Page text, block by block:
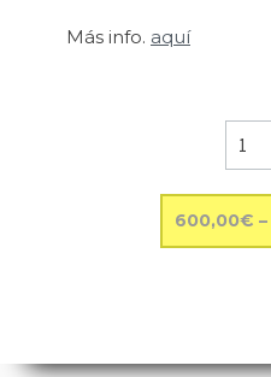
Más info. aquí
600,00€ –